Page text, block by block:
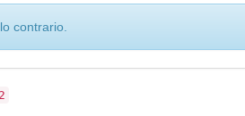
contrario.